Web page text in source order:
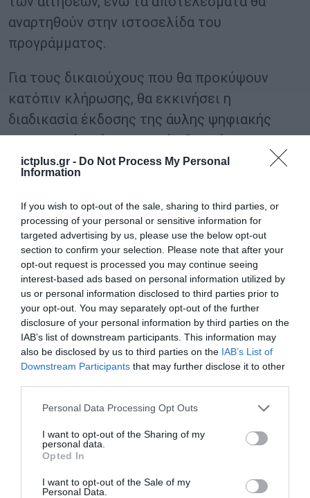
ictplus.gr - Do Not Process My Personal
Information
If you wish to opt-out of the sale, sharing to third parties, or
processing of your personal or sensitive information for
targeted advertising by us, please use the below opt-out
section to confirm your selection. Please note that after your
opt-out request is processed you may continue seeing
interest-based ads based on personal information utilized by
us or personal information disclosed to third parties prior to
your opt-out. You may separately opt-out of the further
disclosure of your personal information by third parties on the
IAB’s list of downstream participants. This information may
also be disclosed by us to third parties on the IAB’s List of
Downstream Participants that may further disclose it to other
Please note that this website/app uses one or more Google
not limited to your visit or usage behaviour. You may click to
grant or deny consent to Google and its third-party tags to
use your data for below specified purposes in below Google
consent section.
Personal Data Processing Opt Outs
I want to opt-out of the Sharing of my
personal data.
Opted In
I want to opt-out of the Sale of my
Personal Data.
αναρτηθούν στην ιστοσελίδα του
προγράμματος.
Για τους δικαιούχους που θα προκύψουν
κατόπιν κλήρωσης, θα εκκινήσει η
διαδικασία έκδοσης της άυλης ψηφιακής
χρεωστικής κάρτας, εντός 2 εργάσιμων
ημερών, πριν από την έναρξη της εκάστοτε
Υπηρεσιών Πληρωμών θα ενημερώσει τους
δικαιούχους σχετικά με τα βήματα που
πρέπει να ακολουθήσουν για την
ενεργοποίηση της κάρτας.
Για τη χρήση της άυλης ψηφιακής
χρεωστικής κάρτας, απαιτείται κατάλληλο
smartphone που υποστηρίζει τεχνολογία
NFC – ανέπαφων συναλλαγών.
προθεσμίας υποβολής αιτήσεων, δεν
επιτρέπεται η ανάκληση της αίτησης ή η
δημιουργία νέας.
Το «Chios Kythira Pass 2026» υλοποιείται από